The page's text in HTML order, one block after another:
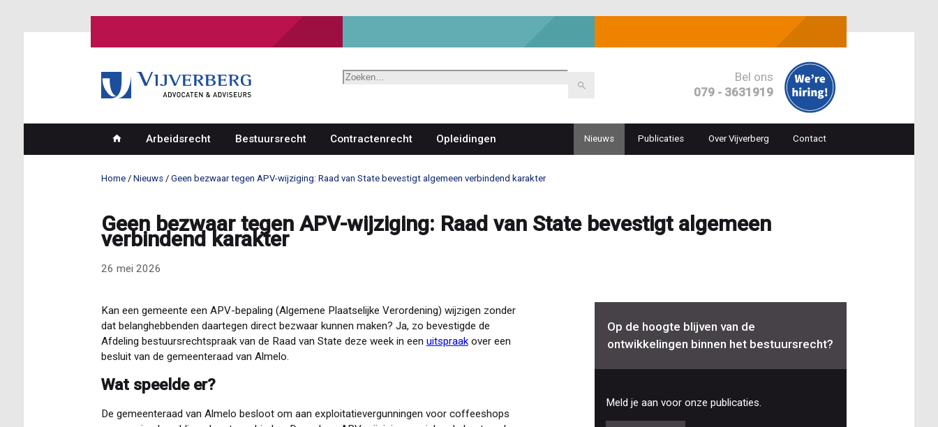
Zoeken
Bel ons
079 - 3631919
Hoofdnavigatie
Arbeidsrecht Bestuursrecht Contractenrecht Opleidingen
Top
navigation
Nieuws Publicaties Over Vijverberg Contact
Home Nieuws Geen bezwaar tegen APV-wijziging: Raad van State bevestigt algemeen verbindend karakter
Geen bezwaar tegen APV-wijziging: Raad van State bevestigt algemeen
verbindend karakter
26 mei 2026
Kan een gemeente een APV-bepaling (Algemene Plaatselijke Verordening) wijzigen zonder
dat belanghebbenden daartegen direct bezwaar kunnen maken? Ja, zo bevestigde de
Afdeling bestuursrechtspraak van de Raad van State deze week in een uitspraakover een
besluit van de gemeenteraad van Almelo.
Wat speelde er?
De gemeenteraad van Almelo besloot om aan exploitatievergunningen voor coffeeshops
Op de hoogte blijven van de
ontwikkelingen binnen het bestuursrecht?
Meld je aan voor onze publicaties.